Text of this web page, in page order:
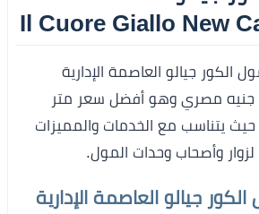
الكور جيالو العاصمة الإدارية
الجديدة من 100,000 جنيه مصري وهو أفضل سعر متر
يتناسب مع الخدمات والمميزات
وأصحاب وحدات المول.
جيالو العاصمة الإدارية